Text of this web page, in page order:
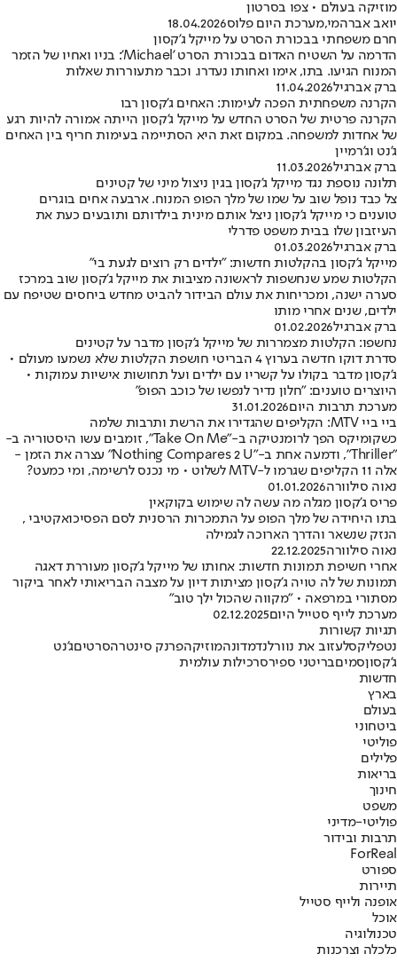
מוזיקה בעולם • צפו בסרטון
יואב אברהמי,מערכת היום פלוס18.04.2026
חרם משפחתי בבכורת הסרט על מייקל ג'קסון
הדרמה על השטיח האדום בבכורת הסרט 'Michael': בניו ואחיו של הזמר
המנוח הגיעו. בתו, אימו ואחותו נעדרו. וכבר מתעוררות שאלות
ברק אברגיל11.04.2026
הקרנה משפחתית הפכה לעימות: האחים ג'קסון רבו
הקרנה פרטית של הסרט החדש על מייקל ג'קסון הייתה אמורה להיות רגע
של אחדות למשפחה. במקום זאת היא הסתיימה בעימות חריף בין האחים
ג'נט וג'רמיין
ברק אברגיל11.03.2026
תלונה נוספת נגד מייקל ג'קסון בגין ניצול מיני של קטינים
צל כבד נופל שוב על שמו של מלך הפופ המנוח. ארבעה אחים בוגרים
טוענים כי מייקל ג'קסון ניצל אותם מינית בילדותם ותובעים כעת את
העיזבון שלו בבית משפט פדרלי
ברק אברגיל01.03.2026
מייקל ג'קסון בהקלטות חדשות: "ילדים רק רוצים לגעת בי"
הקלטות שמע שנחשפות לראשונה מציבות את מייקל ג'קסון שוב במרכז
סערה ישנה, ומכריחות את עולם הבידור להביט מחדש ביחסים שטיפח עם
ילדים, שנים אחרי מותו
ברק אברגיל01.02.2026
נחשפו: הקלטות מצמררות של מייקל ג’קסון מדבר על קטינים
סדרת דוקו חדשה בערוץ 4 הבריטי חושפת הקלטות שלא נשמעו מעולם •
ג’קסון מדבר בקולו על קשריו עם ילדים ועל תחושות אישיות עמוקות •
היוצרים טוענים: "חלון נדיר לנפשו של כוכב הפופ"
מערכת תרבות היום31.01.2026
ביי ביי MTV: הקליפים שהגדירו את הרשת ותרבות שלמה
כשקומיקס הפך לרומנטיקה ב-"Take On Me", זומבים עשו היסטוריה ב-
"Thriller", ודמעה אחת ב-"Nothing Compares 2 U" עצרה את הזמן -
אלה 11 הקליפים שגרמו ל-MTV לשלוט • מי נכנס לרשימה, ומי כמעט?
נאוה סילוורה01.01.2026
פריס ג'קסון מגלה מה עשה לה שימוש בקוקאין
בתו היחידה של מלך הפופ על התמכרות הרסנית לסם הפסיכואקטיבי ,
הנזק שנשאר והדרך הארוכה לגמילה
נאוה סילוורה22.12.2025
אחרי חשיפת תמונות חדשות: אחותו של מייקל ג'קסון מעוררת דאגה
תמונות של לה טויה ג'קסון מציתות דיון על מצבה הבריאותי לאחר ביקור
מסתורי במרפאה • "מקווה שהכול ילך טוב"
מערכת לייף סטייל היום02.12.2025
תגיות קשורות
נטפליקסלעזוב את נוורלנדמדונהמוזיקהפרנק סינטרהסרטיםג'נט
ג'קסוןסמיםבריטני ספירסרכילות עולמית
חדשות
בארץ
בעולם
ביטחוני
פוליטי
פלילים
בריאות
חינוך
משפט
פוליטי-מדיני
תרבות ובידור
ForReal
ספורט
תיירות
אופנה ולייף סטייל
אוכל
טכנולוגיה
כלכלה וצרכנות